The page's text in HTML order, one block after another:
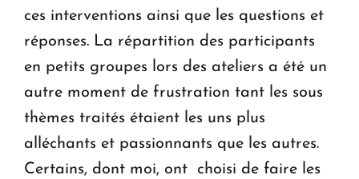
ces interventions ainsi que les questions et
réponses. La répartition des participants
en petits groupes lors des ateliers a été un
autre moment de frustration tant les sous
thèmes traités étaient les uns plus
alléchants et passionnants que les autres.
Certains, dont moi, ont choisi de faire les